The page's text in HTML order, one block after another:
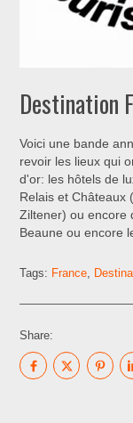
Destination
Voici une bande
revoir les lieux qui
d'or: les hôtels de
Relais et Châteaux
Ziltener) ou encore
Beaune ou encore
Tags: France,
Share: